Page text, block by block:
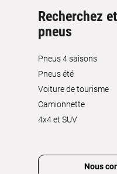
Recherchez
pneus
Pneus 4 saisons
Pneus été
Voiture de tourisme
Camionnette
4x4 et SUV
Nous